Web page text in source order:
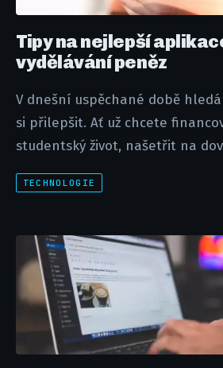
Tipy na nejlepší
vydělávání peněz
V dnešní uspěchané době
si přilepšit. Ať už chcete
studentský život, našetřit na
TECHNOLOGIE